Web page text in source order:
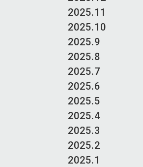
2025.11
2025.10
2025.9
2025.8
2025.7
2025.6
2025.5
2025.4
2025.3
2025.2
2025.1